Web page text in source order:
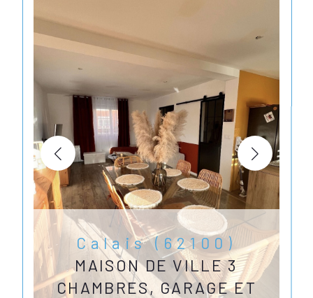
Calais (62100)
MAISON DE VILLE 3
CHAMBRES, GARAGE ET